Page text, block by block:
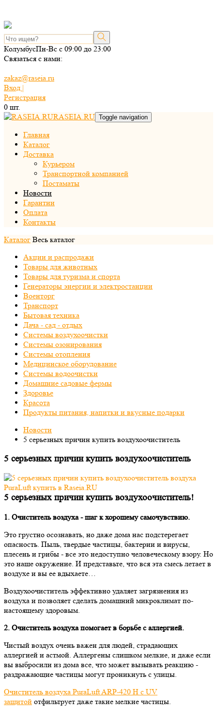
КолумбусПн-Вс с 09:00 до 23:00
Связаться с нами:
zakaz@raseia.ru
Вход |
Регистрация
0 шт.
RASEIA.RU Toggle navigation
Главная
Каталог
Доставка
Курьером
Транспортной компанией
Постаматы
Новости
Гарантии
Оплата
Контакты
Каталог Весь каталог
Акции и распродажи
Товары для животных
Товары для туризма и спорта
Генераторы энергии и электростанции
Военторг
Транспорт
Бытовая техника
Дача - сад - отдых
Системы воздухоочистки
Системы озонирования
Системы отопления
Медицинское оборудование
Системы водоочистки
Домашние садовые фермы
Здоровье
Красота
Продукты питания, напитки и вкусные подарки
Новости
5 серьезных причин купить воздухоочиститель
5 серьезных причин купить воздухоочиститель
5 серьезных причин купить воздухоочиститель!
1. Очиститель воздуха - шаг к хорошему самочувствию.
Это грустно осознавать, но даже дома нас подстерегает
опасность. Пыль, твердые частицы, бактерии и вирусы,
плесень и грибы - все это недоступно человеческому взору. Но
это наше окружение. И представьте, что вся эта смесь летает в
воздухе и вы ее вдыхаете…
Воздухоочиститель эффективно удаляет загрязнения из
воздуха и позволяет сделать домашний микроклимат по-
настоящему здоровым.
2. Очиститель воздуха помогает в борьбе с аллергией.
Чистый воздух очень важен для людей, страдающих
аллергией и астмой. Аллергены слишком мелкие, и даже если
вы выбросили из дома все, что может вызывать реакцию -
раздражающие частицы могут проникнуть с улицы.
Очиститель воздуха PuraLuft ARP-420 H с UV
защитой отфильтрует даже такие мелкие частицы.